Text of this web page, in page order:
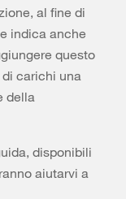
al fine di
indica anche
questo
carichi una
della
disponibili
aiutarvi a